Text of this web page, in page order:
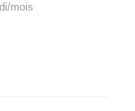
mois